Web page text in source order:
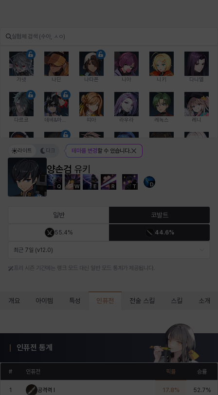
가넷 나딘 나타폰 니아 니키 다니엘
다르코 띠아 라우라 레녹스 레니
레온 루크 르노어
비앙카 비형 샬럿
알론소 얀
양손검 유키
Q W E R T D
라이트 다크 테마를 변경할 수 있습니다.
일반 코발트
55.4% 44.6%
최근 7일 (v12.0)
프리 시즌 기간에는 랭크 모드 대신 일반 모드 통계가 제공됩니다.
개요 아이템 특성 인퓨전 전술 스킬 스킬 소개
인퓨전 통계
# 인퓨전 픽률 승률
1 공격력 I 17.8% 52.7%